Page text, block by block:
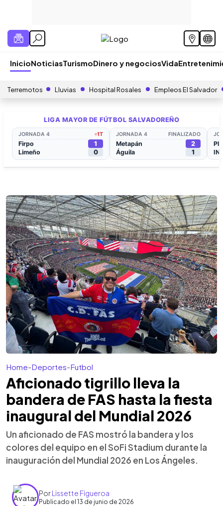
InicioNoticiasTurismoDinero y negociosVida
Terremotos Lluvias Hospital Rosales Empleos El Salvador
Home-Deportes-Futbol
Aficionado tigrillo lleva la
bandera de FAS hasta la fiesta
inaugural del Mundial 2026
Un aficionado de FAS mostró la bandera y los
colores del equipo en el SoFi Stadium durante la
inauguración del Mundial 2026 en Los Ángeles.
PorLissette Figueroa
Publicado el 13 de junio de 2026